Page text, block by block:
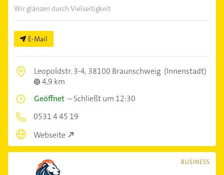
Wir glänzen durch Vielseitigkeit
E-Mail
Leopoldstr. 3-4,38100 Braunschweig (Innenstadt)
4,9 km
Geöffnet –Schließt um 12:30
0531 4 45 19
Webseite
BUSINESS